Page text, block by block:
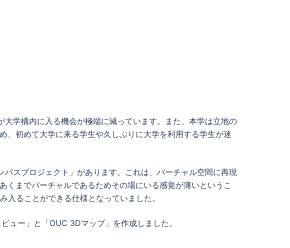
学構内に入る機会が極端に減っています。また、本学は立地の
初めて大学に来る学生や久しぶりに大学を利用する学生が迷
スプロジェクト」があります。これは、バーチャル空間に再現
までバーチャルであるためその場にいる感覚が薄いというこ
ることができる仕様となっていました。
ュー」と「OUC 3Dマップ」を作成しました。